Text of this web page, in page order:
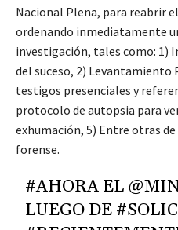
Nacional Plena, para reabrir
ordenando inmediatamente
investigación, tales como: 1)
del suceso, 2)
testigos presenciales y
protocolo de autopsia para
exhumación, 5) Entre otras
forense.
#AHORA EL
LUEGO DE